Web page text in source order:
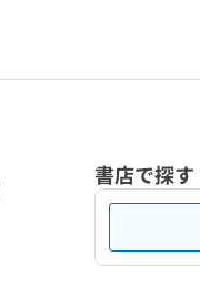
書店で探す